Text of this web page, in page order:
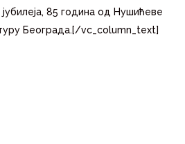
85 година од Нушићеве
Београда.[/vc_column_text]